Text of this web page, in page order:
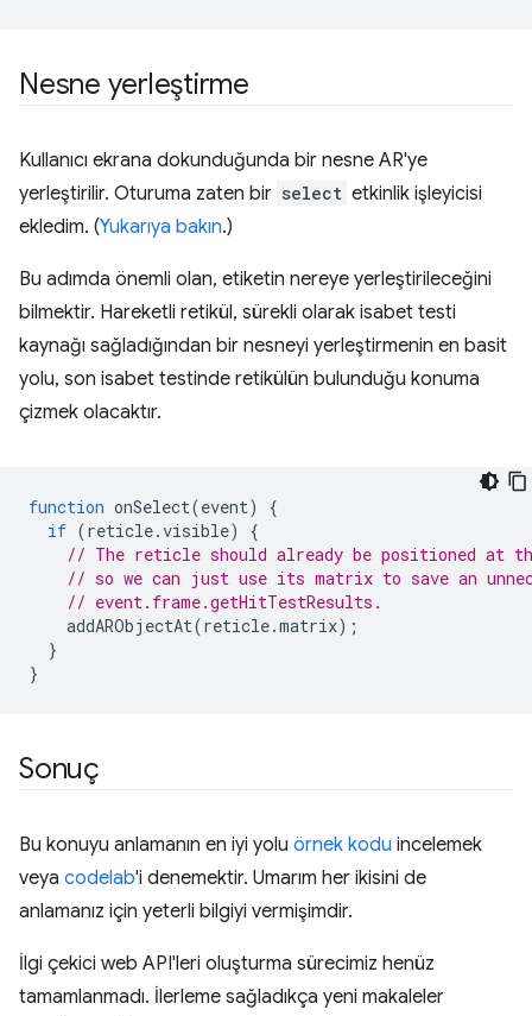
Nesne yerleştirme
Kullanıcı ekrana dokunduğunda bir nesne AR'ye
yerleştirilir. Oturuma zaten bir select etkinlik işleyicisi
ekledim. (Yukarıya bakın.)
Bu adımda önemli olan, etiketin nereye yerleştirileceğini
bilmektir. Hareketli retikül, sürekli olarak isabet testi
kaynağı sağladığından bir nesneyi yerleştirmenin en basit
yolu, son isabet testinde retikülün bulunduğu konuma
çizmek olacaktır.
function onSelect(event)
{
if (reticle.visible)
{
// The reticle should already be positioned at
// so we can just use its matrix to save an
// event.frame.getHitTestResults.
addARObjectAt(reticle.matrix);
}
}
Sonuç
Bu konuyu anlamanın en iyi yolu örnek kodu incelemek
veya codelab'i denemektir. Umarım her ikisini de
anlamanız için yeterli bilgiyi vermişimdir.
İlgi çekici web API'leri oluşturma sürecimiz henüz
tamamlanmadı. İlerleme sağladıkça yeni makaleler